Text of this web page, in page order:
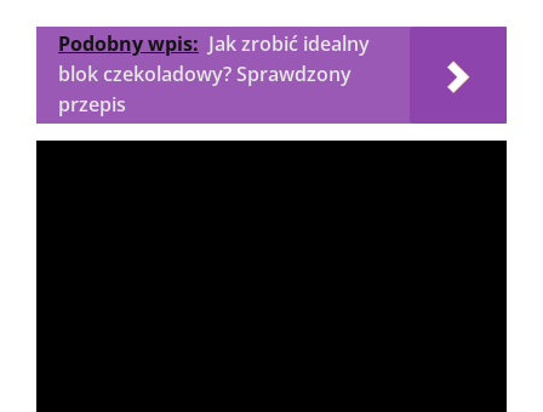
Podobny wpis: Jak zrobić idealny
blok czekoladowy? Sprawdzony
przepis